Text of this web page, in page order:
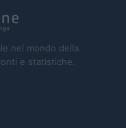
nel mondo della
e statistiche.